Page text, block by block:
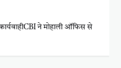
ने मोहाली ऑफिस से